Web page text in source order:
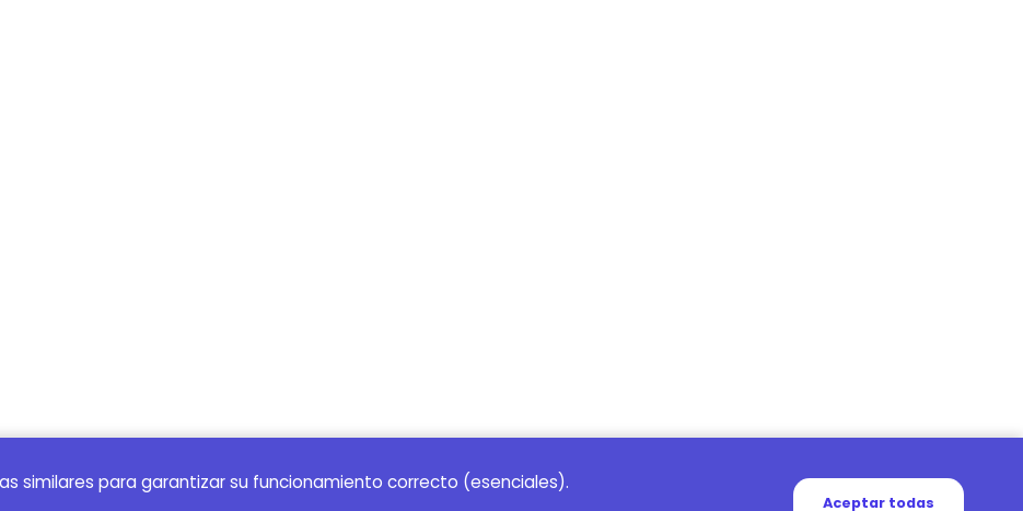
similares para garantizar su funcionamiento correcto (esenciales).
Aceptar todas